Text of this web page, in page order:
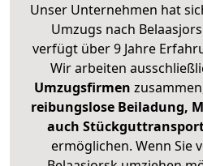
Unser Unternehmen hat
Umzugs nach
verfügt über 9 Jahre
Wir arbeiten
Umzugsfirmen
reibungslose Beiladung,
auch
ermöglichen. Wenn Sie